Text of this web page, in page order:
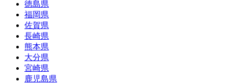
徳島県
福岡県
佐賀県
長崎県
熊本県
大分県
宮崎県
鹿児島県